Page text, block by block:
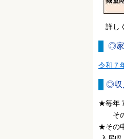
詳し
◎
令和７
◎収
★毎年
その
★その